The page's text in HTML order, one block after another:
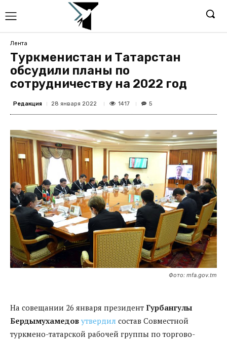
Лента
Туркменистан и Татарстан
обсудили планы по
сотрудничеству на 2022 год
Редакция 28 января 2022 1417 5
Фото: mfa.gov.tm
На совещании 26 января президент Гурбангулы
Бердымухамедов утвердил состав Совместной
туркмено-татарской рабочей группы по торгово-